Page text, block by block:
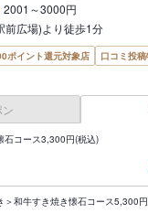
2001～3000円
前広場)より徒歩1分
ポイント還元対象店
口コミ投
ン
石コース3,300円(税込)
＞和牛すき焼き懐石コース5,300